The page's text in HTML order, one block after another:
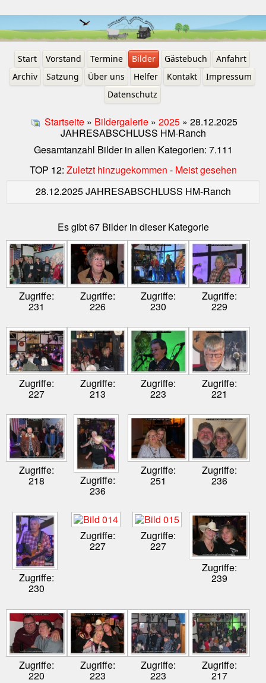
Start Vorstand Termine Bilder Gästebuch
Anfahrt
Archiv
Satzung Über uns Helfer Kontakt
Impressum
Datenschutz
Startseite» Bildergalerie» 2025» 28.12.2025
JAHRESABSCHLUSS HM-Ranch
Gesamtanzahl Bilder in allen Kategorien: 7.111
TOP 12: Zuletzt hinzugekommen - Meist gesehen
28.12.2025 JAHRESABSCHLUSS HM-Ranch
Es gibt 67 Bilder in dieser Kategorie
Zugriffe:
231
Zugriffe:
226
Zugriffe:
230
Zugriffe:
229
Zugriffe:
227
Zugriffe:
213
Zugriffe:
223
Zugriffe:
221
Zugriffe:
218 Zugriffe:
236
Zugriffe:
251
Zugriffe:
236
Zugriffe:
230
Zugriffe:
227
Zugriffe:
227
Zugriffe:
239
Zugriffe:
220
Zugriffe:
223
Zugriffe:
223
Zugriffe:
217